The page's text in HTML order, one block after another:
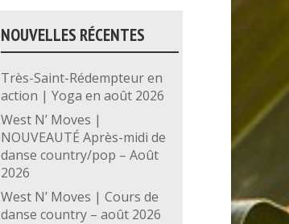
NOUVELLES RÉCENTES
Très-Saint-Rédempteur en
action | Yoga en août 2026
West N’ Moves |
NOUVEAUTÉ Après-midi de
danse country/pop – Août
2026
West N’ Moves | Cours de
danse country – août 2026